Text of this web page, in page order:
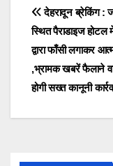
Post
देहरादून ब्रेकिंग :
स्थित पैराडाइज होटल
द्वारा फाँसी लगाकर
,भ्रामक खबरें फैलाने
होगी सख्त कानूनी